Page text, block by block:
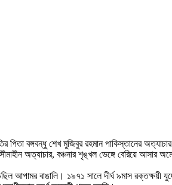
পিতা বঙ্গবন্ধু শেখ মুজিবুর রহমান পাকিস্তানের
অত্যাচার, বঞ্চনার শৃঙ্খল ভেঙ্গে বেরিয়ে আসার
আপামর বাঙালি। ১৯৭১ সালে দীর্ঘ ৯মাস রক্তক্ষয়ী